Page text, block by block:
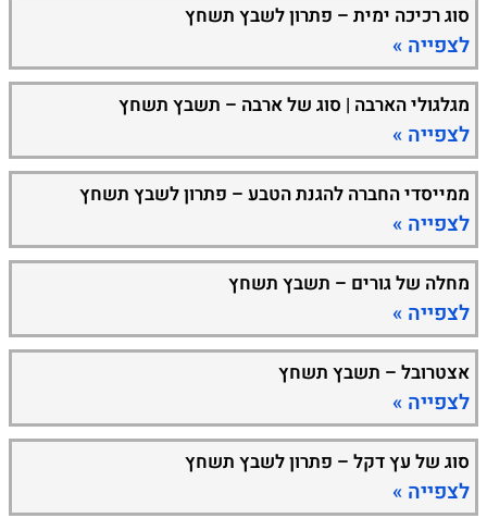
סוג רכיכה ימית – פתרון לשבץ תשחץ
לצפייה »
מגלגולי הארבה | סוג של ארבה – תשבץ תשחץ
לצפייה »
ממייסדי החברה להגנת הטבע – פתרון לשבץ תשחץ
לצפייה »
מחלה של גורים – תשבץ תשחץ
לצפייה »
אצטרובל – תשבץ תשחץ
לצפייה »
סוג של עץ דקל – פתרון לשבץ תשחץ
לצפייה »